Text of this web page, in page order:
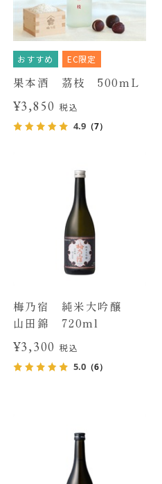
おすすめ EC限定
果本酒 茘枝 500mL
¥3,850税込
4.9（7）
梅乃宿 純米大吟醸
山田錦 720ml
¥3,300税込
5.0（6）